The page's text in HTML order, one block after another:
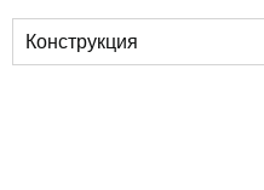
Конструкция